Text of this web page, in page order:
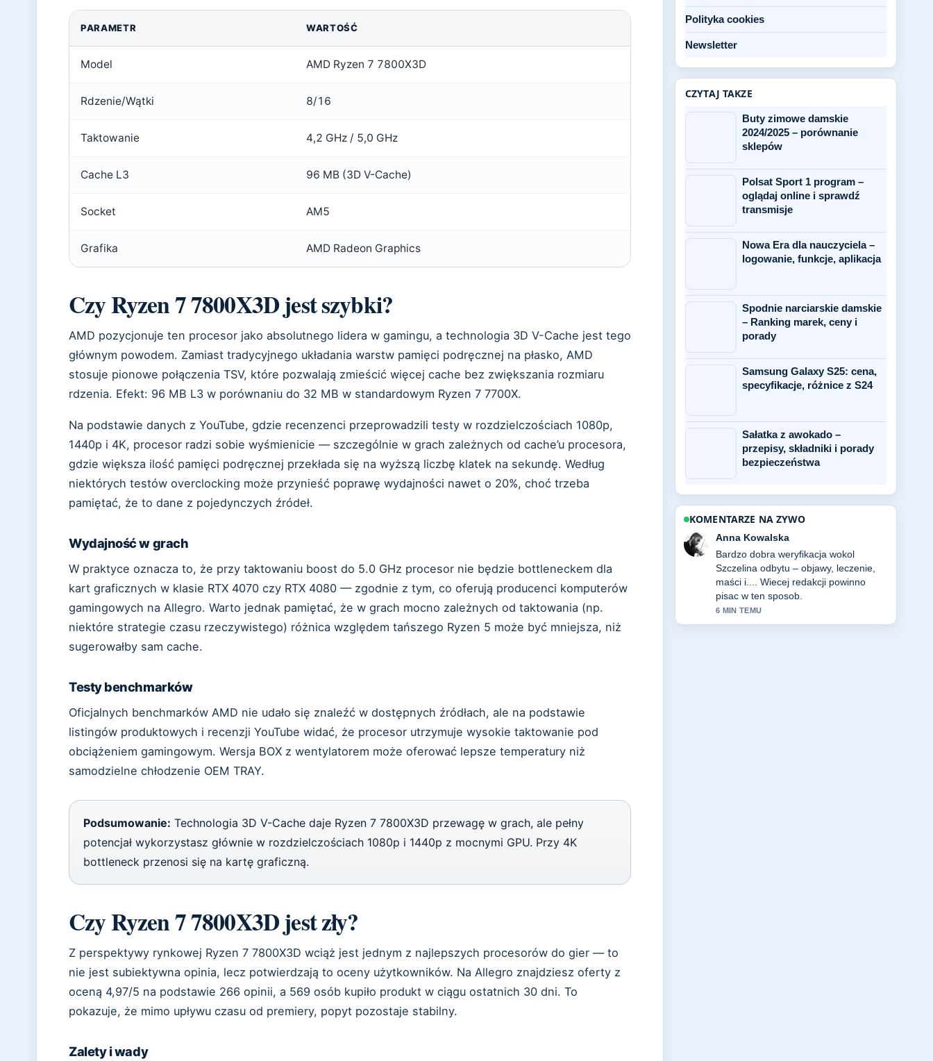
PARAMETR WARTOŚĆ
Model AMD Ryzen 7 7800X3D
Rdzenie/Wątki 8/16
Taktowanie 4,2 GHz / 5,0 GHz
Cache L3 96 MB (3D V-Cache)
Socket AM5
Grafika AMD Radeon Graphics
Czy Ryzen 7 7800X3D jest szybki?
AMD pozycjonuje ten procesor jako absolutnego lidera w gamingu, a technologia 3D V-Cache jest tego
głównym powodem. Zamiast tradycyjnego układania warstw pamięci podręcznej na płasko, AMD
stosuje pionowe połączenia TSV, które pozwalają zmieścić więcej cache bez zwiększania rozmiaru
rdzenia. Efekt: 96 MB L3 w porównaniu do 32 MB w standardowym Ryzen 7 7700X.
Na podstawie danych z YouTube, gdzie recenzenci przeprowadzili testy w rozdzielczościach 1080p,
1440p i 4K, procesor radzi sobie wyśmienicie — szczególnie w grach zależnych od cache’u procesora,
gdzie większa ilość pamięci podręcznej przekłada się na wyższą liczbę klatek na sekundę. Według
niektórych testów overclocking może przynieść poprawę wydajności nawet o 20%, choć trzeba
pamiętać, że to dane z pojedynczych źródeł.
Wydajność w grach
W praktyce oznacza to, że przy taktowaniu boost do 5.0 GHz procesor nie będzie bottleneckem dla
kart graficznych w klasie RTX 4070 czy RTX 4080 — zgodnie z tym, co oferują producenci komputerów
gamingowych na Allegro. Warto jednak pamiętać, że w grach mocno zależnych od taktowania (np.
niektóre strategie czasu rzeczywistego) różnica względem tańszego Ryzen 5 może być mniejsza, niż
sugerowałby sam cache.
Testy benchmarków
Oficjalnych benchmarków AMD nie udało się znaleźć w dostępnych źródłach, ale na podstawie
listingów produktowych i recenzji YouTube widać, że procesor utrzymuje wysokie taktowanie pod
obciążeniem gamingowym. Wersja BOX z wentylatorem może oferować lepsze temperatury niż
samodzielne chłodzenie OEM TRAY.
Podsumowanie: Technologia 3D V-Cache daje Ryzen 7 7800X3D przewagę w grach, ale pełny
potencjał wykorzystasz głównie w rozdzielczościach 1080p i 1440p z mocnymi GPU. Przy 4K
bottleneck przenosi się na kartę graficzną.
Czy Ryzen 7 7800X3D jest zły?
Z perspektywy rynkowej Ryzen 7 7800X3D wciąż jest jednym z najlepszych procesorów do gier — to
nie jest subiektywna opinia, lecz potwierdzają to oceny użytkowników. Na Allegro znajdziesz oferty z
oceną 4,97/5 na podstawie 266 opinii, a 569 osób kupiło produkt w ciągu ostatnich 30 dni. To
pokazuje, że mimo upływu czasu od premiery, popyt pozostaje stabilny.
Zalety i wady
Polityka cookies
Newsletter
CZYTAJ TAKZE
Buty zimowe damskie
2024/2025 – porównanie
sklepów
Polsat Sport 1 program –
oglądaj online i sprawdź
transmisje
Nowa Era dla nauczyciela –
logowanie, funkcje, aplikacja
Spodnie narciarskie damskie
– Ranking marek, ceny i
porady
Samsung Galaxy S25: cena,
specyfikacje, różnice z S24
Sałatka z awokado –
przepisy, składniki i porady
bezpieczeństwa
KOMENTARZE NA ZYWO
Jan Nowak
Swietne podsumowanie tematu Man
Utd – odpowiedzi na pytania fanów....
To najjasniejsze streszczenie, jakie
dzis widzialem.
8 MIN TEMU